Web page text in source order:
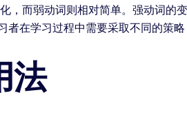
，而弱动词则相对简单。强动词的
在学习过程中需要采取不同的策略
法